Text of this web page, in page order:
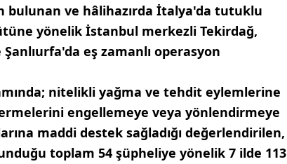
bulunan ve hâlihazırda İtalya'da tutuklu
yönelik İstanbul merkezli Tekirdağ,
eş zamanlı operasyon
nitelikli yağma ve tehdit eylemlerine
engellemeye veya yönlendirmeye
maddi destek sağladığı değerlendirilen,
toplam 54 şüpheliye yönelik 7 ilde 113